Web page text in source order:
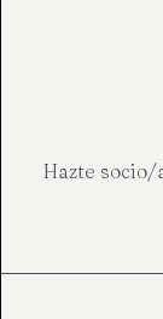
Hazte